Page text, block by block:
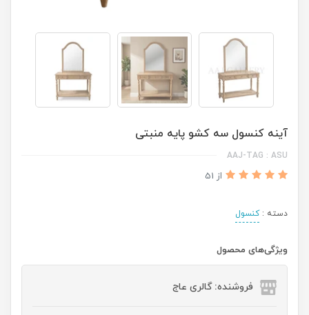
آینه کنسول سه کشو پایه منبتی
AAJ-TAG : ASU
از 51
دسته :کنسول
ویژگی‌های محصول
فروشنده: گالری عاج